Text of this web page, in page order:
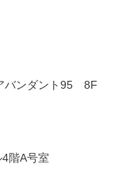
バンダント95 8F
階A号室